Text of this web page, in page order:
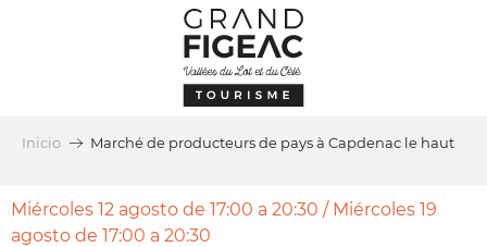
Inicio Marché de producteurs de pays à Capdenac le haut
Miércoles 12 agosto de 17:00 a 20:30 / Miércoles 19
agosto de 17:00 a 20:30